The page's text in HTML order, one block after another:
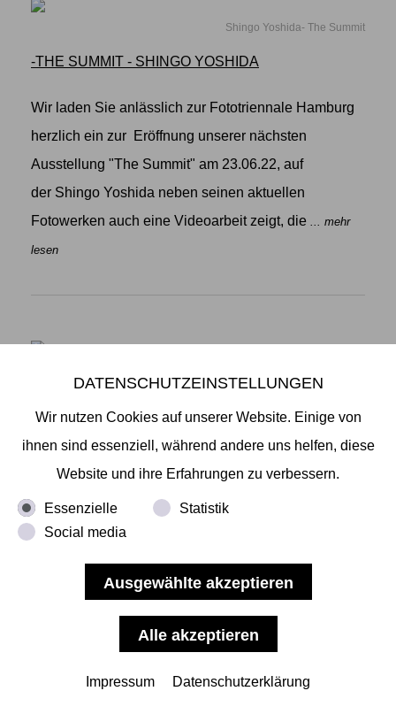
Shingo Yoshida- The Summit
-THE SUMMIT - SHINGO YOSHIDA
Wir laden Sie anlässlich zur Fototriennale Hamburg
herzlich ein zur Eröffnung unserer nächsten
Ausstellung "The Summit" am 23.06.22, auf
der Shingo Yoshida neben seinen aktuellen
Fotowerken auch eine Videoarbeit zeigt, die
... mehr
lesen
Liebe Freundinnen und Freunde der Galerie, am
kommenden Gründonnerstag, 14. April. 2022 ab
18 Uhr laden alle Galerien des Galeriehaus Hamburg
herzlich zu uns ein. Programm Mikiko Sato Gallery:
Ausstellung und Künstlergespräch mit Daiki
Kimoto, Das Gespräch führt Wolf Jahn Ausstellung:
ab 18 Uhr Gespräch: ab 19 Uhr Dauer: ca.40 min
DATENSCHUTZEINSTELLUNGEN
Wir nutzen Cookies auf unserer Website. Einige von
ihnen sind essenziell, während andere uns helfen, diese
Website und ihre Erfahrungen zu verbessern.
Essenzielle
Statistik
Social media
Impressum Datenschutzerklärung